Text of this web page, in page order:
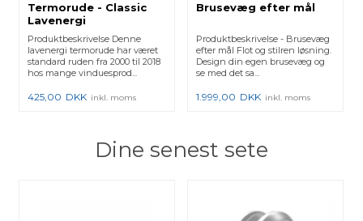
Termorude - Classic
Lavenergi
Produktbeskrivelse Denne
lavenergi termorude har været
standard ruden fra 2000 til 2018
hos mange vinduesprod...
425,00 DKK inkl. moms
Brusevæg efter mål
Produktbeskrivelse - Brusevæg
efter mål Flot og stilren løsning.
Design din egen brusevæg og
se med det sa...
1.999,00 DKK inkl. moms
Dine senest sete